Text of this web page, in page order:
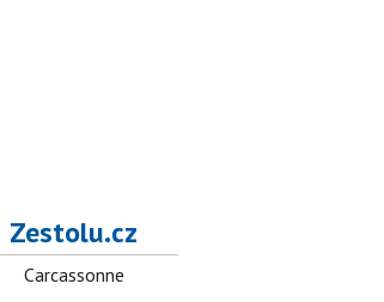
Zestolu.cz
Carcassonne